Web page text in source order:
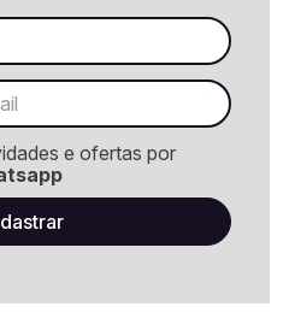
e ofertas por